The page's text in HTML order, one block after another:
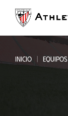
contenido
principal
INICIO EQUIPOS